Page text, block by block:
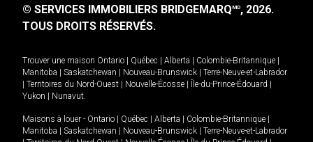
© SERVICES IMMOBILIERS BRIDGEMARQMD, 2026.
TOUS DROITS RÉSERVÉS.
Trouver une maison Ontario Québec Alberta Colombie-Britannique
Manitoba
Saskatchewan Nouveau-Brunswick
Terre-Neuve-et-Labrador
Territoires du Nord-Ouest Nouvelle-Écosse Île-du-Prince-Édouard
Yukon
Nunavut.
Maisons à louer - Ontario Québec Alberta Colombie-Britannique
Manitoba
Saskatchewan Nouveau-Brunswick
Terre-Neuve-et-Labrador